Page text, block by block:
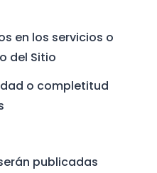
en los servicios o
del Sitio
o completitud
publicadas